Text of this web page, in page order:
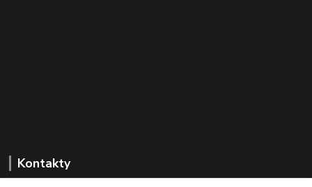
Kontakty